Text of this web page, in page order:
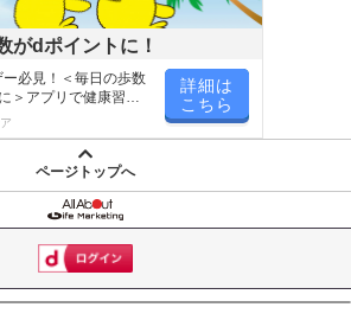
がdポイントに！
ー必見！＜毎日の歩数
＞アプリで健康習慣
詳細は
こちら
ページトップへ